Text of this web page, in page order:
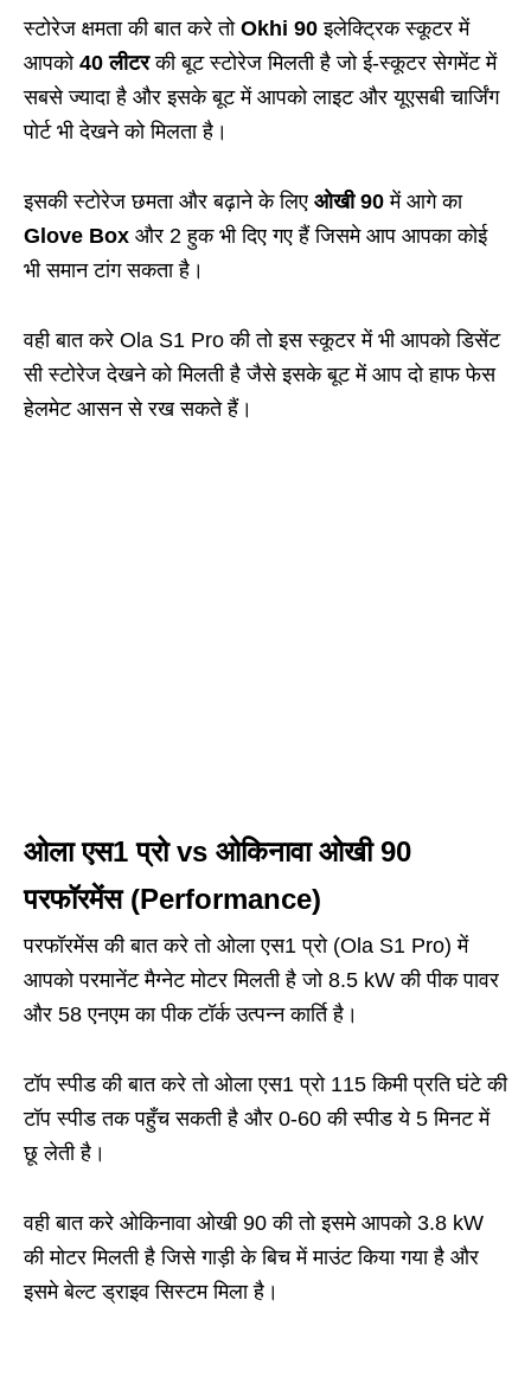
स्टोरेज क्षमता की बात करे तो Okhi 90 इलेक्ट्रिक स्कूटर में
आपको 40 लीटरकी बूट स्टोरेज मिलती है जो ई-स्कूटर सेगमेंट में
सबसे ज्यादा है और इसके बूट में आपको लाइट और यूएसबी चार्जिंग
पोर्ट भी देखने को मिलता है।
इसकी स्टोरेज छमता और बढ़ाने के लिए ओखी 90 में आगे का
Glove Box और 2 हुक भी दिए गए हैं जिसमे आप आपका कोई
भी समान टांग सकता है।
वही बात करे Ola S1 Pro की तो इस स्कूटर में भी आपको डिसेंट
सी स्टोरेज देखने को मिलती है जैसे इसके बूट में आप दो हाफ फेस
हेलमेट आसन से रख सकते हैं।
ओला एस1 प्रो vs ओकिनावा ओखी 90
परफॉरमेंस (Performance)
परफॉरमेंस की बात करे तो ओला एस1 प्रो (Ola S1 Pro) में
आपको परमानेंट मैग्नेट मोटर मिलती है जो 8.5 kW की पीक पावर
और 58 एनएम का पीक टॉर्क उत्पन्न कार्ति है।
टॉप स्पीड की बात करे तो ओला एस1 प्रो 115 किमी प्रति घंटे की
टॉप स्पीड तक पहुँच सकती है और 0-60 की स्पीड ये 5 मिनट में
छू लेती है।
वही बात करे ओकिनावा ओखी 90 की तो इसमे आपको 3.8 kW
की मोटर मिलती है जिसे गाड़ी के बिच में माउंट किया गया है और
इसमे बेल्ट ड्राइव सिस्टम मिला है।